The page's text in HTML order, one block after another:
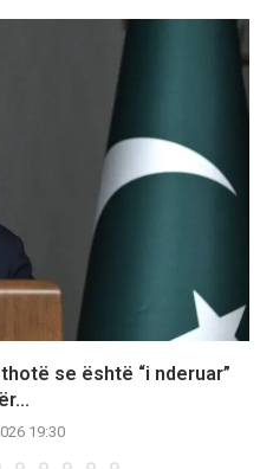
se është “i nderuar”
19:30